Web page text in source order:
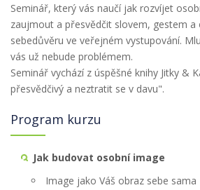
Seminář, který vás naučí jak rozvíjet
zaujmout a přesvědčit slovem, gestem a
sebedůvěru ve veřejném vystupování.
vás už nebude problémem.
Seminář vychází z úspěšné knihy Jitky &
přesvědčivý a neztratit se v davu".
Program kurzu
Jak budovat osobní image
Image jako Váš obraz sebe sama